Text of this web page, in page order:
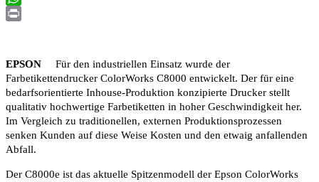
WhatsApp
EPSON Für den industriellen Einsatz wurde der
Farbetikettendrucker ColorWorks C8000 entwickelt. Der für eine
bedarfsorientierte Inhouse-Produktion konzipierte Drucker stellt
qualitativ hochwertige Farbetiketten in hoher Geschwindigkeit her.
Im Vergleich zu traditionellen, externen Produktionsprozessen
senken Kunden auf diese Weise Kosten und den etwaig anfallenden
Abfall.
Der C8000e ist das aktuelle Spitzenmodell der Epson ColorWorks